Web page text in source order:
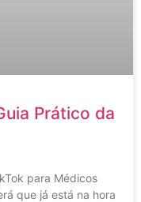
Prático da
para Médicos
que já está na hora